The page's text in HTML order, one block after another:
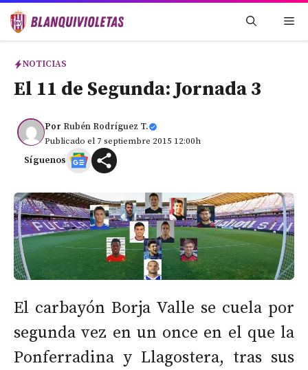
Saltar
NOTICIAS
El 11 de Segunda: Jornada 3
Por Rubén Rodríguez T.
Publicado el 7 septiembre 2015 12:00h
Síguenos
El carbayón Borja Valle se cuela por
segunda vez en un once en el que la
Ponferradina y Llagostera, tras sus